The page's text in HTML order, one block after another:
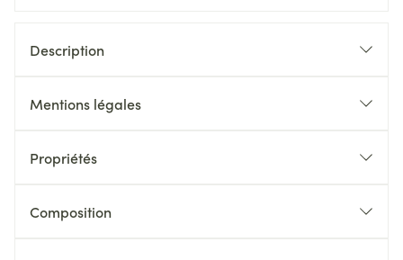
Description
Mentions légales
Propriétés
Composition